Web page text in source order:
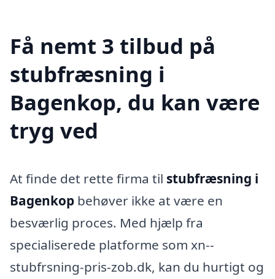
Få nemt 3 tilbud på
stubfræsning i
Bagenkop, du kan være
tryg ved
At finde det rette firma til stubfræsning i
Bagenkop behøver ikke at være en
besværlig proces. Med hjælp fra
specialiserede platforme som xn--
stubfrsning-pris-zob.dk, kan du hurtigt og